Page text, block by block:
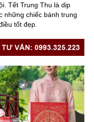
Tết Trung Thu là dịp
những chiếc bánh trung
tốt đẹp.